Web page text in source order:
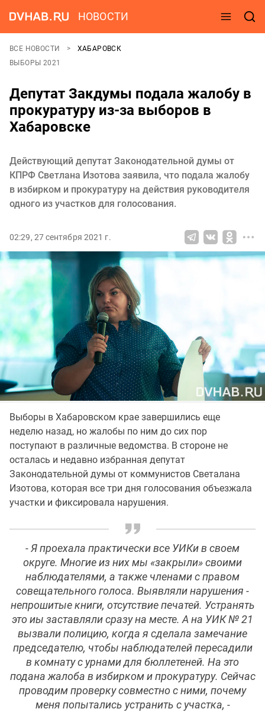
НОВОСТИ
ВСЕ НОВОСТИ
ХАБАРОВСК
ВЫБОРЫ 2021
Депутат Закдумы подала жалобу в
прокуратуру из-за выборов в
Хабаровске
Действующий депутат Законодательной думы от
КПРФ Светлана Изотова заявила, что подала жалобу
в избирком и прокуратуру на действия руководителя
одного из участков для голосования.
02:29, 27 сентября 2021 г.
Выборы в Хабаровском крае завершились еще
неделю назад, но жалобы по ним до сих пор
поступают в различные ведомства. В стороне не
осталась и недавно избранная депутат
Законодательной думы от коммунистов Светалана
Изотова, которая все три дня голосования объезжала
участки и фиксировала нарушения.
- Я проехала практически все УИКи в своем
округе. Многие из них мы «закрыли» своими
наблюдателями, а также членами с правом
совещательного голоса. Выявляли нарушения -
непрошитые книги, отсутствие печатей. Устранять
это иы заставляли сразу на месте. А на УИК № 21
вызвали полицию, когда я сделала замечание
председателю, чтобы наблюдателей пересадили
в комнату с урнами для бюллетеней. На это
подана жалоба в избирком и прокуратуру. Сейчас
проводим проверку совместно с ними, почему
меня попытались устранить с участка, -